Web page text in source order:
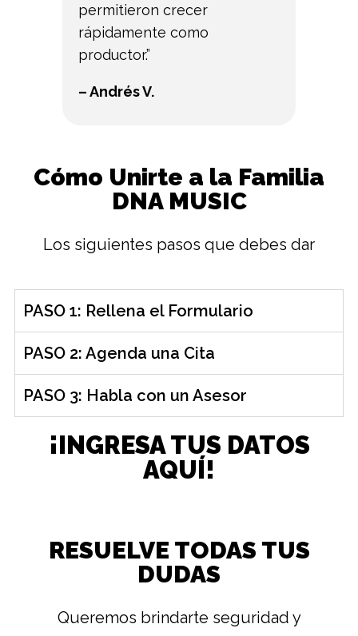
permitieron crecer
rápidamente como
productor.”
– Andrés V.
Cómo Unirte a la Familia
DNA MUSIC
Los siguientes pasos que debes dar
PASO 1: Rellena el Formulario
PASO 2: Agenda una Cita
PASO 3: Habla con un Asesor
¡INGRESA TUS DATOS
AQUÍ!
RESUELVE TODAS TUS
DUDAS
Queremos brindarte seguridad y